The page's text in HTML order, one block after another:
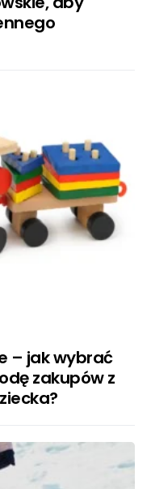
– jak wybrać
zakupów z